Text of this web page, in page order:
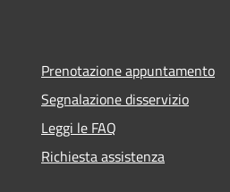
Prenotazione appuntamento
Segnalazione disservizio
Leggi le FAQ
Richiesta assistenza